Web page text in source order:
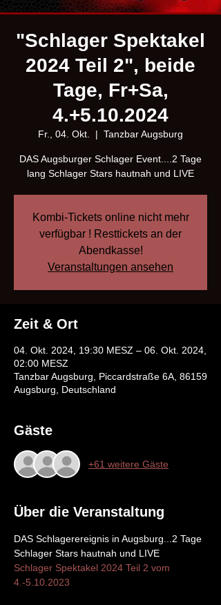
"Schlager Spektakel
2024 Teil 2", beide
Tage, Fr+Sa,
4.+5.10.2024
Fr., 04. Okt.
  |
Tanzbar Augsburg
DAS Augsburger Schlager Event....2 Tage
lang Schlager Stars hautnah und LIVE
Kombi-Tickets online nicht mehr
verfügbar ! Resttickets an der
Abendkasse!
Veranstaltungen ansehen
Zeit & Ort
04. Okt. 2024, 19:30 MESZ – 06. Okt. 2024,
02:00 MESZ
Tanzbar Augsburg, Piccardstraße 6A, 86159
Augsburg, Deutschland
Gäste
+61 weitere Gäste
Über die Veranstaltung
DAS Schlagerereignis in Augsburg...2 Tage
Schlager Stars hautnah und LIVE
Schlager Spektakel 2024 Teil 2 vom
4.-5.10.2023